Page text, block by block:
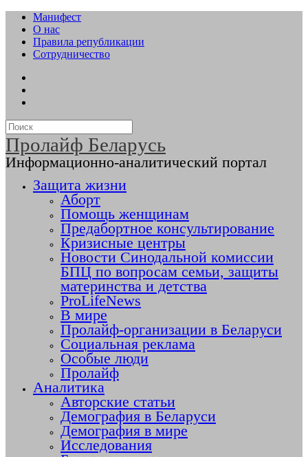
Манифест
О нас
Правила републикации
Сотрудничество
Пролайф Беларусь
Информационно-аналитический портал
Защита жизни
Аборт
Помощь женщинам
Предабортное консультирование
Кризисные центры
Новости Синодальной комиссии
БПЦ по вопросам семьи, защиты
материнства и детства
ProLifeNews
В мире
Пролайф-организации в Беларуси
Социальная реклама
Особые люди
Пролайф
Аналитика
Авторские статьи
Демография в Беларуси
Демография в мире
Исследования